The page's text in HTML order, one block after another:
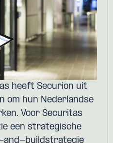
heeft Securion uit
om hun Nederlandse
Voor Securitas
een strategische
and-buildstrategie